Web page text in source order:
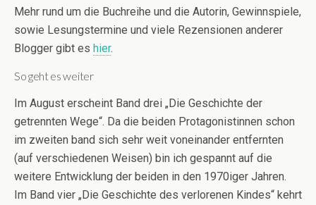
Mehr rund um die Buchreihe und die Autorin, Gewinnspiele,
sowie Lesungstermine und viele Rezensionen anderer
Blogger gibt es hier.
So geht es weiter
Im August erscheint Band drei „Die Geschichte der
getrennten Wege“. Da die beiden Protagonistinnen schon
im zweiten band sich sehr weit voneinander entfernten
(auf verschiedenen Weisen) bin ich gespannt auf die
weitere Entwicklung der beiden in den 1970iger Jahren.
Im Band vier „Die Geschichte des verlorenen Kindes“ kehrt